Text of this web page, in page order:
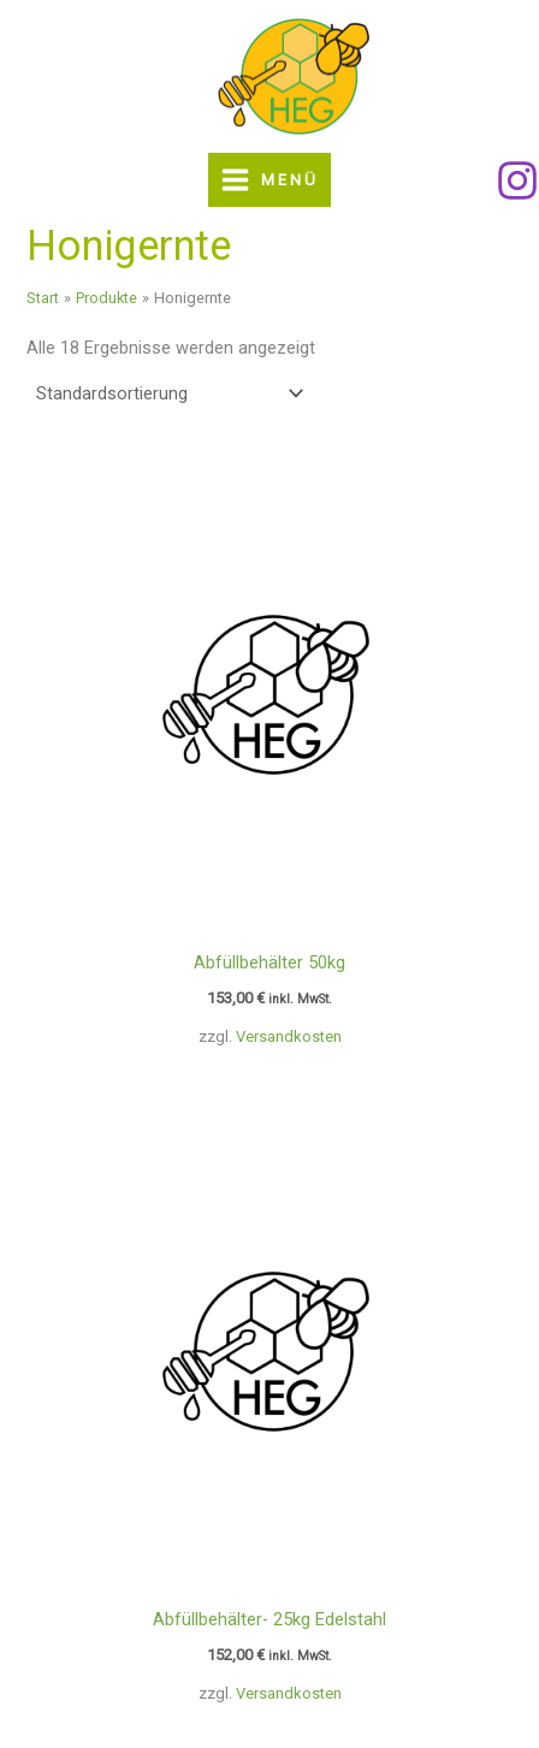
MENÜ
Honigernte
Start Produkte Honigernte
Alle 18 Ergebnisse werden angezeigt
zzgl. Versandkosten
Abfüllbehälter 50kg
153,00€ inkl. MwSt.
zzgl. Versandkosten
Abfüllbehälter- 25kg Edelstahl
152,00€ inkl. MwSt.